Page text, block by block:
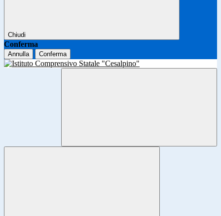
Chiudi
Conferma
Annulla Conferma